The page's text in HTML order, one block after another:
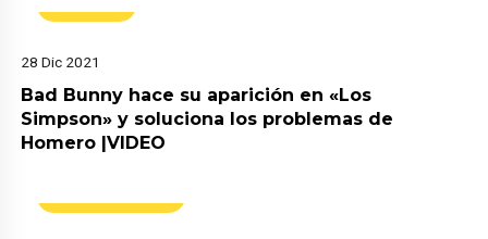
28 Dic 2021
Bad Bunny hace su aparición en «Los
Simpson» y soluciona los problemas de
Homero |VIDEO